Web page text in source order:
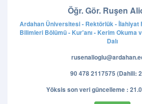
Öğr. Gör. Ruşen
Ardahan Üniversitesi - Rektörlük - İlahiyat
Bilimleri Bölümü - Kur'anı - Kerim Okuma
Dalı
90 478 2117575 (Dahili:
Yöksis son veri güncelleme :